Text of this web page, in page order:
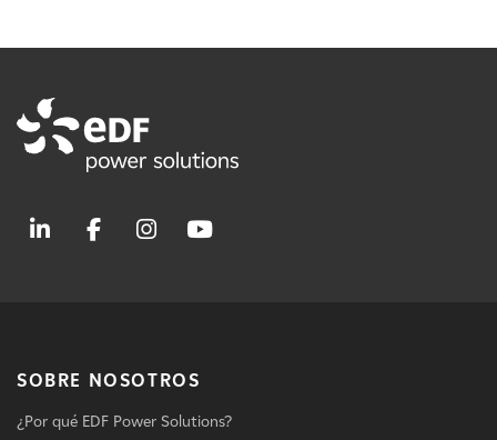
SOBRE NOSOTROS
¿Por qué EDF Power Solutions?